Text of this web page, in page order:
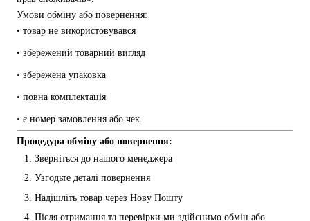
Умови обміну або повернення:
• товар не використовувався
• збережений товарний вигляд
• збережена упаковка
• повна комплектація
• є номер замовлення або чек
Процедура обміну або повернення:
Зверніться до нашого менеджера
Узгодьте деталі повернення
Надішліть товар через Нову Пошту
Після отримання та перевірки ми здійснимо обмін або